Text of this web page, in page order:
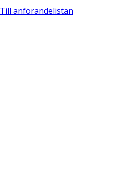
Till anförandelistan